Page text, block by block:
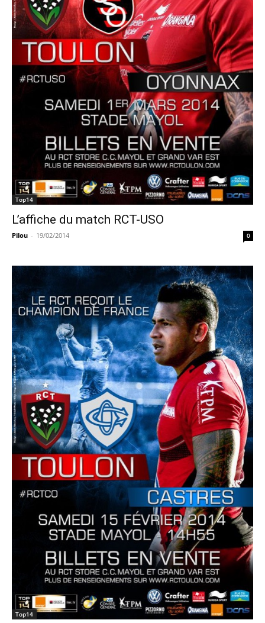
Top14
L’affiche du match RCT-USO
Pilou - 19/02/2014 0
Top14